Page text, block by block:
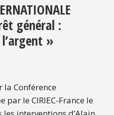
général :
»
la Conférence
le CIRIEC-France le